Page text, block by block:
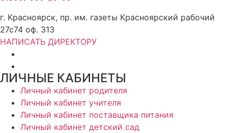
г. Красноярск, пр. им. газеты Красноярский рабочий
27с74 оф. 313
НАПИСАТЬ ДИРЕКТОРУ
ЛИЧНЫЕ КАБИНЕТЫ
Личный кабинет родителя
Личный кабинет учителя
Личный кабинет поставщика питания
Личный кабинет детский сад